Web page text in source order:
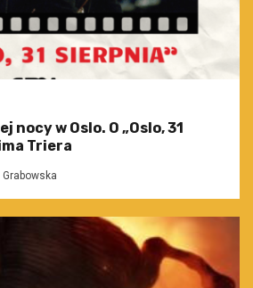
nocy w Oslo. O „Oslo, 31
Triera